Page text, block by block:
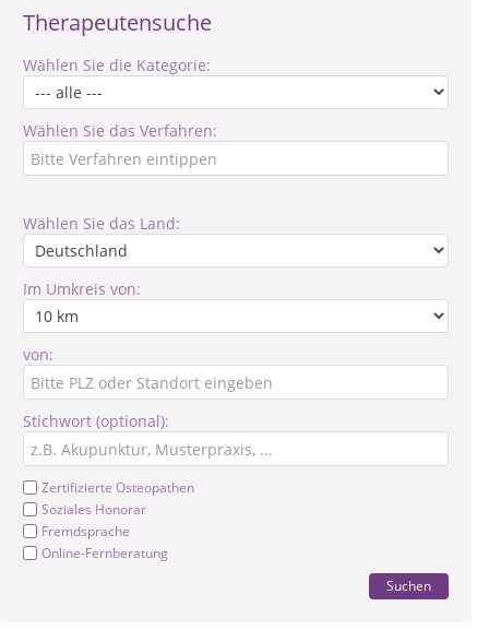
Therapeutensuche
Wählen Sie die Kategorie:
Wählen Sie das Verfahren:
Wählen Sie das Land:
Im Umkreis von:
von:
Stichwort (optional):
Zertifizierte Osteopathen
Soziales Honorar
Fremdsprache
Online-Fernberatung
Suchen